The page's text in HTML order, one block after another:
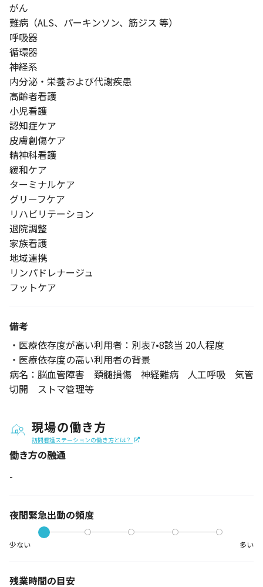
がん
難病（ALS、パーキンソン、筋ジス 等）
呼吸器
循環器
神経系
内分泌・栄養および代謝疾患
高齢者看護
小児看護
認知症ケア
皮膚創傷ケア
精神科看護
緩和ケア
ターミナルケア
グリーフケア
リハビリテーション
退院調整
家族看護
地域連携
リンパドレナージュ
フットケア
備考
・医療依存度が高い利用者：別表7•8該当 20人程度
・医療依存度の高い利用者の背景
病名：脳血管障害 頚髄損傷 神経難病 人工呼吸 気管
切開 ストマ管理等
現場の働き方
訪問看護ステーションの働き方とは？
働き方の融通
-
夜間緊急出動の頻度
少ない 多い
残業時間の目安